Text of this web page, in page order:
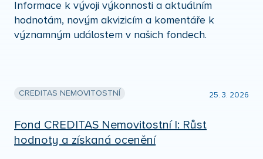
Informace k vývoji výkonnosti a aktuálním
hodnotám, novým akvizicím a komentáře k
významným událostem v našich fondech.
CREDITAS NEMOVITOSTNÍ 25. 3. 2026
Fond CREDITAS Nemovitostní I: Růst
hodnoty a získaná ocenění